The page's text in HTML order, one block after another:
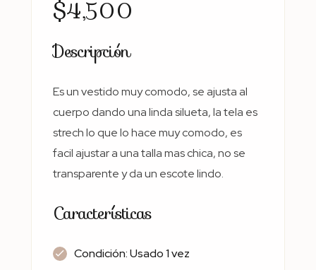
$4,500
Descripción
Es un vestido muy comodo, se ajusta al
cuerpo dando una linda silueta, la tela es
strech lo que lo hace muy comodo, es
facil ajustar a una talla mas chica, no se
transparente y da un escote lindo.
Características
Condición: Usado 1 vez